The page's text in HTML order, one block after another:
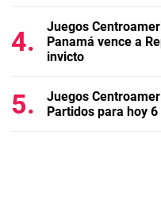
Juegos
Panamá vence a
invicto
Juegos
Partidos para hoy